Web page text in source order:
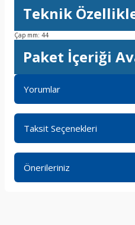
Teknik
Çap mm: 44
Paket İçeriği
Yorumlar
Taksit Seçenekleri
Önerileriniz